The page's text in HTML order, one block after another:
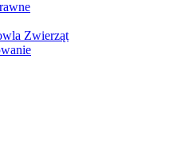
Zwierząt